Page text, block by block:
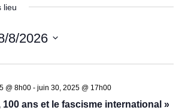
lieu
8/2026
@ 8h00- juin 30, 2025 @ 17h00
100 ans et le fascisme international »